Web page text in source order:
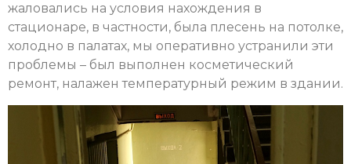
жаловались на условия нахождения в
стационаре, в частности, была плесень на потолке,
холодно в палатах, мы оперативно устранили эти
проблемы – был выполнен косметический
ремонт, налажен температурный режим в здании.